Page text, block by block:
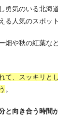
勇気のいる北海
る人気のスポット
畑や秋の紅葉な
て、スッキリと
。
と向き合う時間